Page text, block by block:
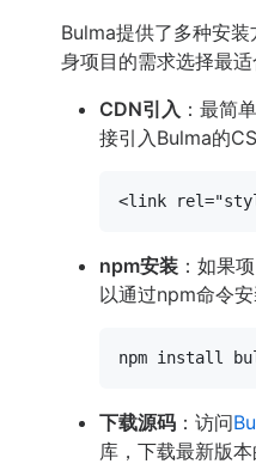
Bulma提供了多种安
身项目的需求选择最适
CDN引入 ：最简
接引入Bulma的
<link rel=
npm安装 ：如果
以通过npm命令安
下载源码 ：访问
库，下载最新版本